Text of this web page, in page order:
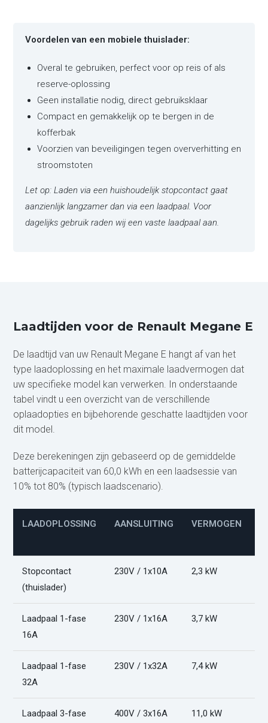
Voordelen van een mobiele thuislader:
Overal te gebruiken, perfect voor op reis of als
reserve-oplossing
Geen installatie nodig, direct gebruiksklaar
Compact en gemakkelijk op te bergen in de
kofferbak
Voorzien van beveiligingen tegen oververhitting en
stroomstoten
Let op: Laden via een huishoudelijk stopcontact gaat
aanzienlijk langzamer dan via een laadpaal. Voor
dagelijks gebruik raden wij een vaste laadpaal aan.
Laadtijden voor de Renault Megane E
De laadtijd van uw Renault Megane E hangt af van het
type laadoplossing en het maximale laadvermogen dat
uw specifieke model kan verwerken. In onderstaande
tabel vindt u een overzicht van de verschillende
oplaadopties en bijbehorende geschatte laadtijden voor
dit model.
Deze berekeningen zijn gebaseerd op de gemiddelde
batterijcapaciteit van 60,0 kWh en een laadsessie van
10% tot 80% (typisch laadscenario).
LAADOPLOSSING AANSLUITING VERMOGEN
Stopcontact
(thuislader)
230V / 1x10A 2,3 kW
Laadpaal 1-fase
16A
230V / 1x16A 3,7 kW
Laadpaal 1-fase
32A
230V / 1x32A 7,4 kW
Laadpaal 3-fase 400V / 3x16A 11,0 kW